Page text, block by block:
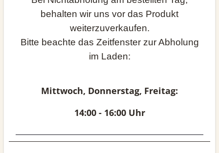
behalten wir uns vor das Produkt
weiterzuverkaufen.
Bitte beachte das Zeitfenster zur Abholung
im Laden:
Mittwoch, Donnerstag, Freitag:
14:00 - 16:00 Uhr